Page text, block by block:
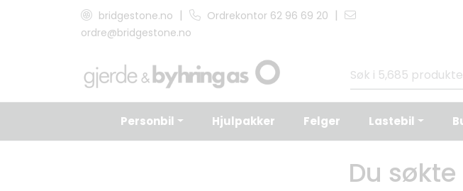
Skip to main contentbridgestone.no | Ordrekontor 62 96 69 20 |
ordre@bridgestone.no
Personbil Hjulpakker Felger Lastebil
Du